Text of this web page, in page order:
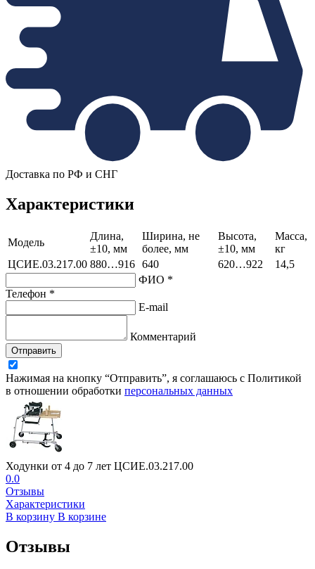
Доставка по РФ и СНГ
Характеристики
Модель
Длина,
±10, мм
Ширина, не
более, мм
Высота,
±10, мм
Масса,
кг
ЦСИЕ.03.217.00 880…916 640 620…922
14,5
ФИО *
Телефон *
E-mail
Комментарий
Отправить
Нажимая на кнопку “Отправить”, я соглашаюсь с Политикой
в отношении обработки персональных данных
Ходунки от 4 до 7 лет ЦСИЕ.03.217.00
0.0
Отзывы
Характеристики
В корзину В корзине
Отзывы